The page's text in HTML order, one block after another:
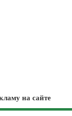
на сайте